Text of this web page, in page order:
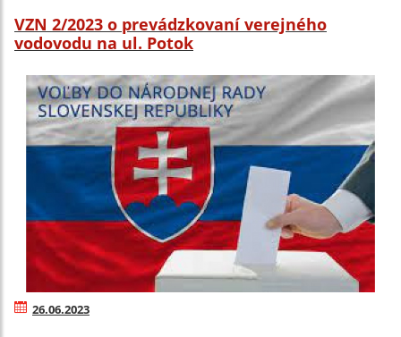
VZN 2/2023 o prevádzkovaní verejného
vodovodu na ul. Potok
26.06.2023